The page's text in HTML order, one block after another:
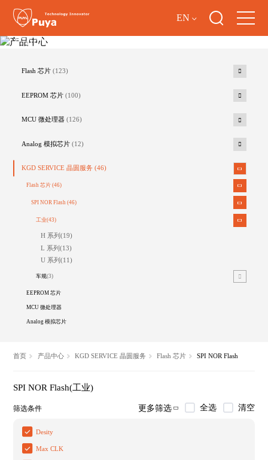
EN
产品中心
Flash 芯片 (123)
EEPROM 芯片 (100)
MCU 微处理器 (126)
Analog 模拟芯片 (12)
KGD SERVICE 晶圆服务 (46)
Flash 芯片(46)
SPI NOR Flash(46)
工业(43)
H 系列(19)
L 系列(13)
U 系列(11)
车规(3)
EEPROM 芯片
MCU 微处理器
Analog 模拟芯片
首页 产品中心 KGD SERVICE 晶圆服务 Flash 芯片 SPI NOR Flash
SPI NOR Flash(工业)
筛选条件 更多筛选 全选 清空
Desity
Max CLK